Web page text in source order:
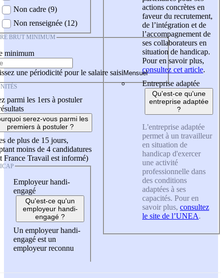
Non cadre (9)
Non renseignée (12)
BRUT MINIMUM
minimum
une périodicité pour le salaire saisi
parmi les 1ers à postuler
serez-vous parmi les
premiers à postuler ?
de plus de 15 jours,
moins de 4 candidatures
France Travail est informé)
Employeur handi-
engagé
Qu'est-ce qu'un
employeur handi-
engagé ?
Un employeur handi-
engagé est un
employeur reconnu
actions concrètes en
faveur du recrutement,
de l’intégration et de
l’accompagnement de
ses collaborateurs en
situation de handicap.
Pour en savoir plus,
consultez cet article.
Entreprise adaptée
Qu'est-ce qu'une
entreprise adaptée
?
L'entreprise adaptée
permet à un travailleur
en situation de
handicap d'exercer
une activité
professionnelle dans
des conditions
adaptées à ses
capacités. Pour en
savoir plus, consultez
le site de l’UNEA.